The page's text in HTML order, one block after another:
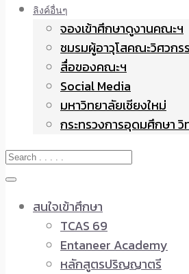
ลิงค์อื่นๆ
จองเข้าศึกษาดูงานคณะฯ
ชมรมผู้อาวุโสคณะวิศวกร
สื่อของคณะฯ
Social Media
มหาวิทยาลัยเชียงใหม่
กระทรวงการอุดมศึกษา
สนใจเข้าศึกษา
TCAS 69
Entaneer Academy
หลักสูตรปริญญาตรี